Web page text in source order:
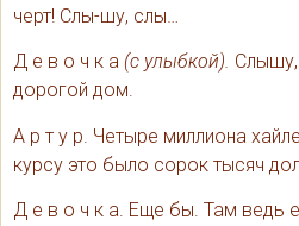
черт! Слы-шу, слы…
Д е в о ч к а (с улыбкой).
дорогой дом.
А р т у р. Четыре миллиона
курсу это было сорок тысяч
Д е в о ч к а. Еще бы. Там ведь